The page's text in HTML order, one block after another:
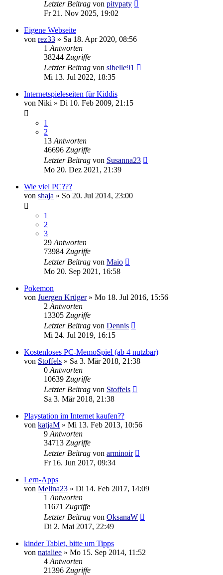
Letzter Beitrag von pitypaty
Fr 21. Nov 2025, 19:02
Eigene Webseite
von rez33 » Sa 18. Apr 2020, 08:56
1 Antworten
38244 Zugriffe
Letzter Beitrag von sibelle91
Mi 13. Jul 2022, 18:35
Internetspieleseiten für Kiddis
von Niki » Di 10. Feb 2009, 21:15
1
2
13 Antworten
46696 Zugriffe
Letzter Beitrag von Susanna23
Mo 20. Dez 2021, 21:39
Wie viel PC???
von shaja » So 20. Jul 2014, 23:00
1
2
3
29 Antworten
73984 Zugriffe
Letzter Beitrag von Maio
Mo 20. Sep 2021, 16:58
Pokemon
von Juergen Krüger» Mo 18. Jul 2016, 15:56
2 Antworten
13305 Zugriffe
Letzter Beitrag von Dennis
Mi 24. Jul 2019, 16:15
Kostenloses PC-MemoSpiel (ab 4 nutzbar)
von Stoffels » Sa 3. Mär 2018, 21:38
0 Antworten
10639 Zugriffe
Letzter Beitrag von Stoffels
Sa 3. Mär 2018, 21:38
Playstation im Internet kaufen??
von katjaM » Mi 13. Feb 2013, 10:56
9 Antworten
34713 Zugriffe
Letzter Beitrag von arminoir
Fr 16. Jun 2017, 09:34
Lern-Apps
von Melina23 » Di 14. Feb 2017, 14:09
1 Antworten
11671 Zugriffe
Letzter Beitrag von OksanaW
Di 2. Mai 2017, 22:49
kinder Tablet, bitte um Tipps
von nataliee » Mo 15. Sep 2014, 11:52
4 Antworten
21396 Zugriffe